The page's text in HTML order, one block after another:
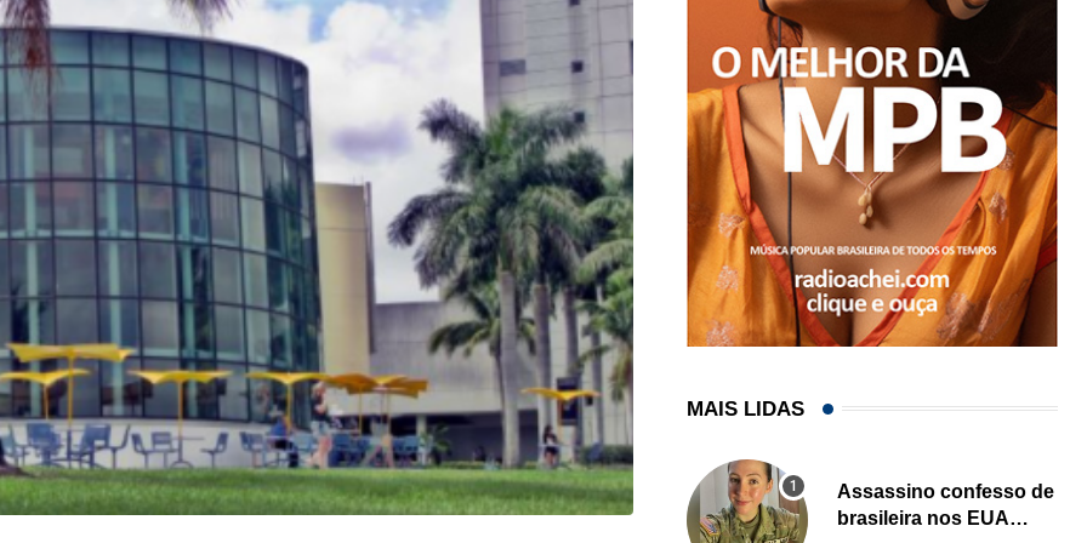
MAIS LIDAS
Assassino confesso de
brasileira nos EUA